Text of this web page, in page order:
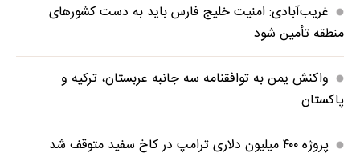
غریب‌آبادی: امنیت خلیج فارس باید به دست کشورهای
منطقه تأمین شود
واکنش یمن به توافقنامه سه جانبه عربستان، ترکیه و
پاکستان
پروژه ۴۰۰ میلیون دلاری ترامپ در کاخ سفید متوقف شد